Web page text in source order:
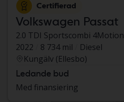
Certifierad
Volkswagen Passat
2.0 TDI Sportscombi 4Motion
2022
8 734 mil
Diesel
Kungälv (Ellesbo)
Ledande bud
Med finansiering